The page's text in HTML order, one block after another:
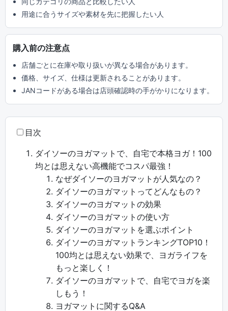
用途に合うサイズや素材を先に把握したい人
購入前の注意点
店舗ごとに在庫や取り扱いが異なる場合があります。
価格、サイズ、仕様は更新されることがあります。
JANコードがある場合は店頭確認時の手がかりになります。
目次
ダイソーのヨガマットで、自宅で本格ヨガ！100
均とは思えない高機能でコスパ最強！
なぜダイソーのヨガマットが人気なの？
ダイソーのヨガマットってどんなもの？
ダイソーのヨガマットの効果
ダイソーのヨガマットの使い方
ダイソーのヨガマットを選ぶポイント
ダイソーのヨガマットランキングTOP10！
100均とは思えない効果で、ヨガライフを
もっと楽しく！
ダイソーのヨガマットで、自宅でヨガを楽
しもう！
ヨガマットに関するQ&A